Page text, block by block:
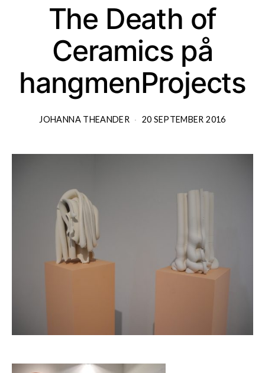
The Death of
Ceramics på
hangmenProjects
JOHANNA THEANDER 20 SEPTEMBER 2016